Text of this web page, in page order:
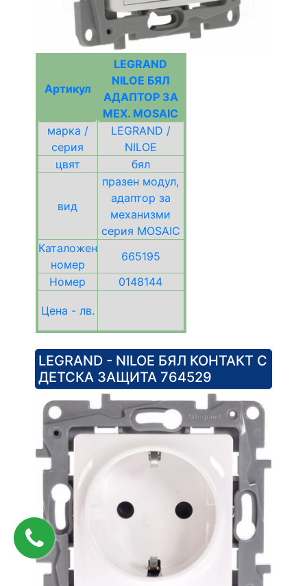
Артикул
LEGRAND
NILOE БЯЛ
АДАПТОР ЗА
МЕХ. MOSAIC
марка /
серия
LEGRAND /
NILOE
цвят
бял
вид
празен модул,
адаптор за
механизми
серия MOSAIC
Каталожен
номер
665195
Номер
0148144
Цена - лв.
LEGRAND - NILOE БЯЛ КОНТАКТ С
ДЕТСКА ЗАЩИТА 764529